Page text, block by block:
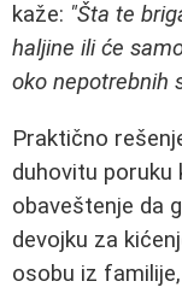
kaže: "Šta te
haljine ili će
oko nepotrebnih
Praktično
duhovitu poruku
obaveštenje da
devojku za
osobu iz